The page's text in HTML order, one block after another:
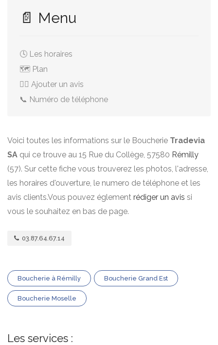
📄 Menu
🕓 Les horaires
🗺️ Plan
✍🏻 Ajouter un avis
📞 Numéro de téléphone
Voici toutes les informations sur le Boucherie Tradevia
SA qui ce trouve au 15 Rue du Collège, 57580 Rémilly
(57). Sur cette fiche vous trouverez les photos, l'adresse,
les horaires d'ouverture, le numero de téléphone et les
avis clients.Vous pouvez églement rédiger un avis si
vous le souhaitez en bas de page.
03.87.64.67.14
Boucherie à Rémilly Boucherie Grand Est
Boucherie Moselle
Les services :